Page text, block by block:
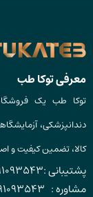
معرفی توکا طب
توکا طب یک فروشگاه
دندانپزشکی،
کالا، تضمین کیفیت و
پشتیبانی :
مشاوره :